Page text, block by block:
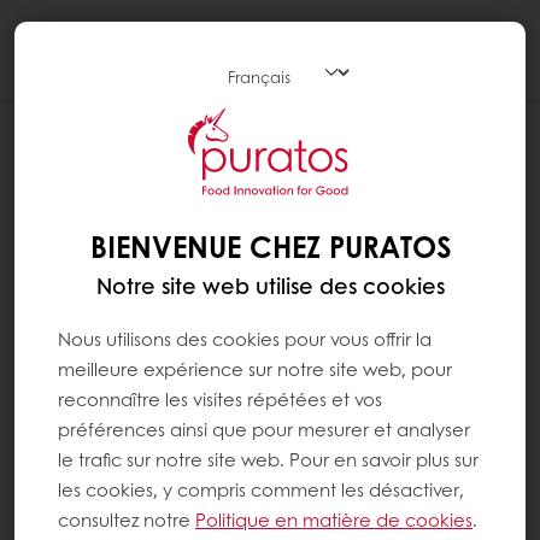
J'AI PU CRÉER MON COMPTE
MYPURATOS, MAIS JE NE VOIS PAS MES
Si vous êtes déjà client (vous avez un numéro
de client valide) : essayez de vous
votre compte.
Pour vous déconnecter, cliquez sur "mon
espace" en haut à droite puis sur "se
déconnecter".
BIENVENUE CHEZ PURATOS
Notre site web utilise des cookies
Nous utilisons des cookies pour vous offrir la
meilleure expérience sur notre site web, pour
reconnaître les visites répétées et vos
préférences ainsi que pour mesurer et analyser
le trafic sur notre site web. Pour en savoir plus sur
les cookies, y compris comment les désactiver,
consultez notre Politique en matière de cookies.